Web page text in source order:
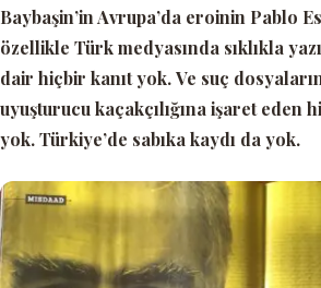
Baybaşin’in Avrupa’da eroinin Pablo
özellikle Türk medyasında sıklıkla
dair hiçbir kanıt yok. Ve suç
uyuşturucu kaçakçılığına işaret eden
yok. Türkiye’de sabıka kaydı da yok.